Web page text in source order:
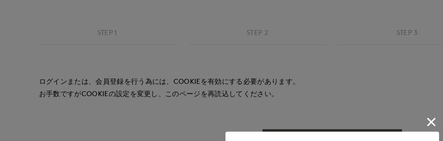
STEP 1 STEP 2 STEP 3
ログインまたは、会員登録を行う為には、COOKIEを有効にする必要があります。
お手数ですがCOOKIEの設定を変更し、このページを再読込してください。